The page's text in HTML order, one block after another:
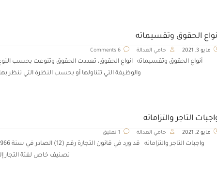
الحقوق وتقسيماته
مايو 3, 2021 حامي العدالة 6 Comments
أنواع الحقوق وتقسيماته انواع الحقوق، تعددت الحقوق وتنوعت بحسب
والوظيفة التي تتناولها أو بحسب النظرة التي تنظر
التاجر والتزاماته
مايو 2, 2021 حامي العدالة 1 تعليق
واجبات التاجر والتزاماته قد ورد في قانون التجارة رقم
تصنيف خاص لفئة التجار